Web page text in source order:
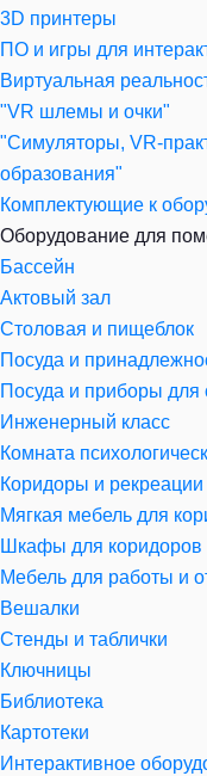
3D принтеры
ПО и игры для
Виртуальная
"VR шлемы и очки"
"Симуляторы, VR-
образования"
Комплектующие к
Оборудование для
Бассейн
Актовый зал
Столовая и пищеблок
Посуда и
Посуда и приборы для
Инженерный класс
Комната
Коридоры и рекреации
Мягкая мебель для
Шкафы для коридоров
Мебель для работы и
Вешалки
Стенды и таблички
Ключницы
Библиотека
Картотеки
Интерактивное